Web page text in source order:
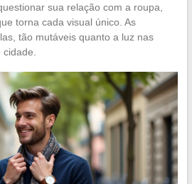
sua relação com a roupa,
torna cada visual único. As
tão mutáveis quanto a luz nas